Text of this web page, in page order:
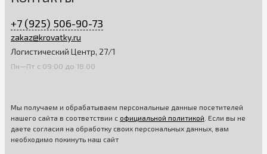
+7 (925) 506-90-73
zakaz@krovatky.ru
Логистический Центр, 27/1
Пн—Пт с 09:00 до 18:00
Мы получаем и обрабатываем персональные данные посетителей
нашего сайта в соответствии с официальной политикой . Если вы не
даете согласия на обработку своих персональных данных, вам
необходимо покинуть наш сайт